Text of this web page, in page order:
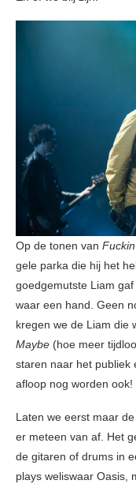
Op de tonen van
gele parka die hij het
goedgemutste Liam
waar een hand. Geen
kregen we de Liam die
Maybe (hoe meer
staren naar het publiek
afloop nog worden ook!
Laten we eerst maar
er meteen van af. Het
de gitaren of drums in
plays weliswaar Oasis,